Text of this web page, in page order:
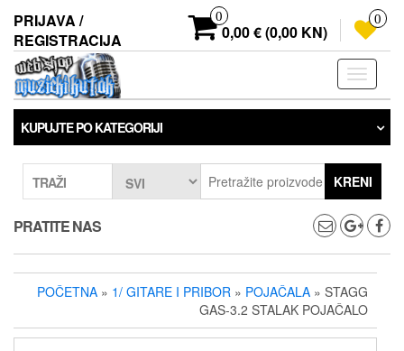
sadržaj
PRIJAVA /
REGISTRACIJA
0
0,00 € (0,00 KN)
0
KUPUJTE PO KATEGORIJI
TRAŽI KRENI
PRATITE NAS
POČETNA » 1/ GITARE I PRIBOR » POJAČALA » STAGG
GAS-3.2 STALAK POJAČALO